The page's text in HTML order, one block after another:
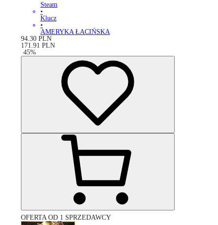
Steam
•
Klucz
•
AMERYKA ŁACIŃSKA
94.30 PLN
171.91 PLN
-45%
OFERTA OD 1 SPRZEDAWCY